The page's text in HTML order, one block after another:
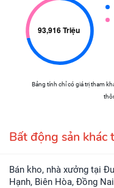
Bảng tính chỉ có giá trị tham
Bất động sản khác
Bán kho, nhà xưởng tại Đường Bùi Hữu Nghĩa, Phường Tân
Hạnh, Biên Hòa, Đồng